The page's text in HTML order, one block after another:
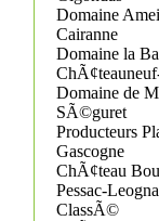
Domaine
Cairanne
Domaine la
Domaine de
SÃ©guret
Producteurs
Gascogne
ChÃ¢teau
Pessac-
ClassÃ©